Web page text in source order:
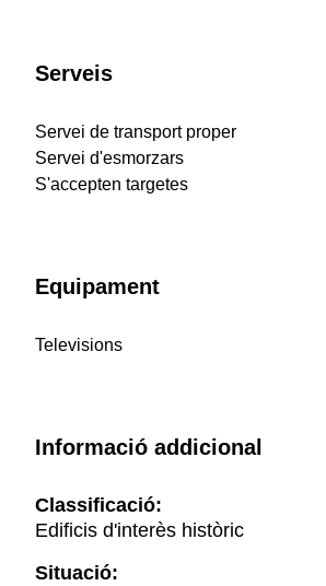
Serveis
Servei de transport proper
Servei d'esmorzars
S'accepten targetes
Equipament
Televisions
Informació addicional
Classificació:
Edificis d'interès històric
Situació: